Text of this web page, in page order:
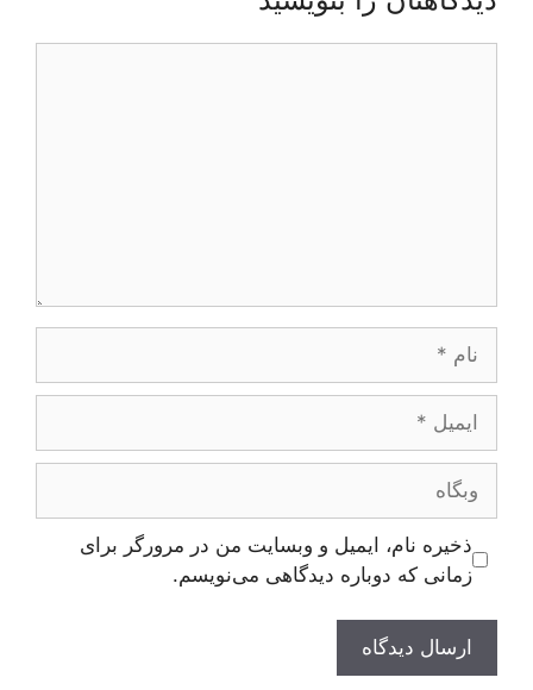
وبگاه
ذخیره نام، ایمیل و وبسایت من در مرورگر برای
زمانی که دوباره دیدگاهی می‌نویسم.